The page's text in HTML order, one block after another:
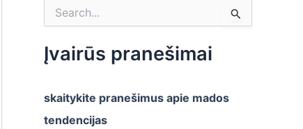
r
c
o
r
Įvairūs pranešimai
skaitykite pranešimus apie mados
tendencijas